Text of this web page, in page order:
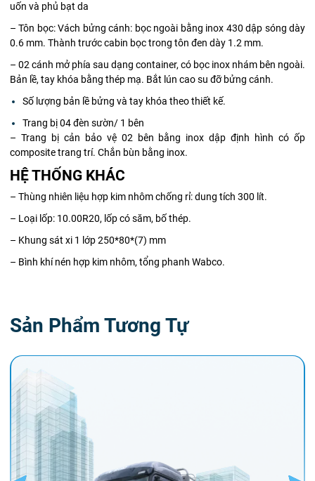
uốn và phủ bạt da
– Tôn bọc: Vách bửng cánh: bọc ngoài bằng inox 430 dập sóng dày
0.6 mm. Thành trước cabin bọc trong tôn đen dày 1.2 mm.
– 02 cánh mở phía sau dạng container, có bọc inox nhám bên ngoài.
Bản lề, tay khóa bằng thép mạ. Bắt lún cao su đỡ bửng cánh.
Số lượng bản lề bửng và tay khóa theo thiết kế.
Trang bị 04 đèn sườn/ 1 bên
– Trang bị cản bảo vệ 02 bên bằng inox dập định hình có ốp
composite trang trí. Chắn bùn bằng inox.
HỆ THỐNG KHÁC
– Thùng nhiên liệu hợp kim nhôm chống rỉ: dung tích 300 lít.
– Loại lốp: 10.00R20, lốp có săm, bố thép.
– Khung sát xi 1 lớp 250*80*(7) mm
– Bình khí nén hợp kim nhôm, tổng phanh Wabco.
Sản Phẩm Tương Tự